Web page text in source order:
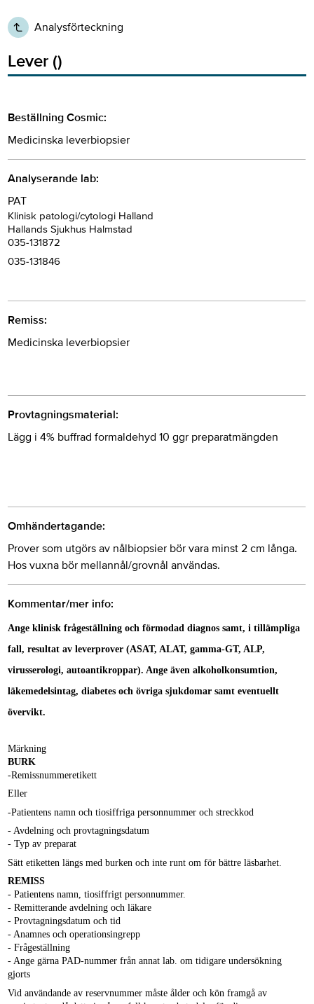
Analysförteckning
Lever ()
Beställning Cosmic:
Medicinska leverbiopsier
Analyserande lab:
PAT
Klinisk patologi/cytologi Halland
Hallands Sjukhus Halmstad
035-131872
035-131846
Remiss:
Medicinska leverbiopsier
Provtagningsmaterial:
Lägg i 4% buffrad formaldehyd 10 ggr preparatmängden
Omhändertagande:
Prover som utgörs av nålbiopsier bör vara minst 2 cm långa.
Hos vuxna bör mellannål/grovnål användas.
Kommentar/mer info:
Ange klinisk frågeställning och förmodad diagnos samt, i tillämpliga
fall, resultat av leverprover (ASAT, ALAT, gamma-GT, ALP,
virusserologi, autoantikroppar). Ange även alkoholkonsumtion,
läkemedelsintag, diabetes och övriga sjukdomar samt eventuellt
övervikt.
Märkning
BURK
-Remissnummeretikett
Eller
-Patientens namn och tiosiffriga personnummer och streckkod
- Avdelning och provtagningsdatum
- Typ av preparat
Sätt etiketten längs med burken och inte runt om för bättre läsbarhet.
REMISS
- Patientens namn, tiosiffrigt personnummer.
- Remitterande avdelning och läkare
- Provtagningsdatum och tid
- Anamnes och operationsingrepp
- Frågeställning
- Ange gärna PAD-nummer från annat lab. om tidigare undersökning
gjorts
Vid användande av reservnummer måste ålder och kön framgå av